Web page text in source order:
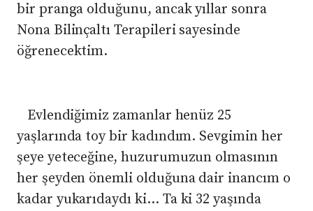
bir pranga olduğunu, ancak yıllar sonra
Nona Bilinçaltı Terapileri sayesinde
öğrenecektim.
​ Evlendiğimiz zamanlar henüz 25
yaşlarında toy bir kadındım. Sevgimin her
şeye yeteceğine, huzurumuzun olmasının
her şeyden önemli olduğuna dair inancım o
kadar yukarıdaydı ki… Ta ki 32 yaşında